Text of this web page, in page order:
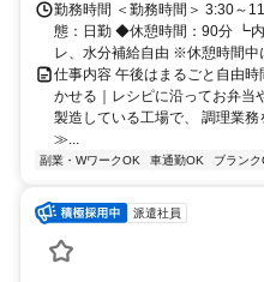
･･･････････････････････････
糸崎店から徒歩1分 ◆ファミリ
◆ホットスタッフ三原から車で
勤務時間 ＜勤務時間＞ 3:30～
態：日勤 ◆休憩時間：90分 ┗
レ、水分補給自由 ※休憩時間中
仕事内容 午後はまるごと自由
かせる｜レシピに沿ってお弁当
製造している工場で、 調理業
≫...
副業・WワークOK 車通勤OK ブラン
派遣社員